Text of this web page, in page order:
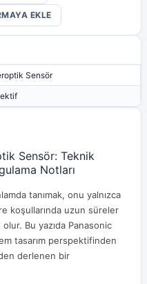
EKLE
Sensör
Sensör: Teknik
Notları
tanımak, onu yalnızca
koşullarında uzun süreler
Bu yazıda Panasonic
tasarım perspektifinden
derlenen bir